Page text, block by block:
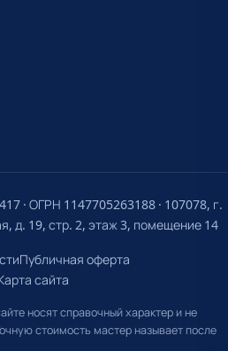
· ОГРН 1147705263188 · 107078, г.
д. 19, стр. 2, этаж 3, помещение 14
Публичная оферта
сайта
носят справочный характер и не
стоимость мастер называет после